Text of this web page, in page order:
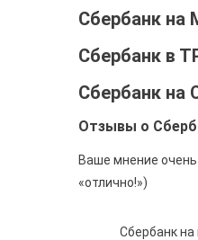
Сбербанк на
Сбербанк в
Сбербанк на
Отзывы о
Ваше мнение
«отлично!»)
Сбербанк на